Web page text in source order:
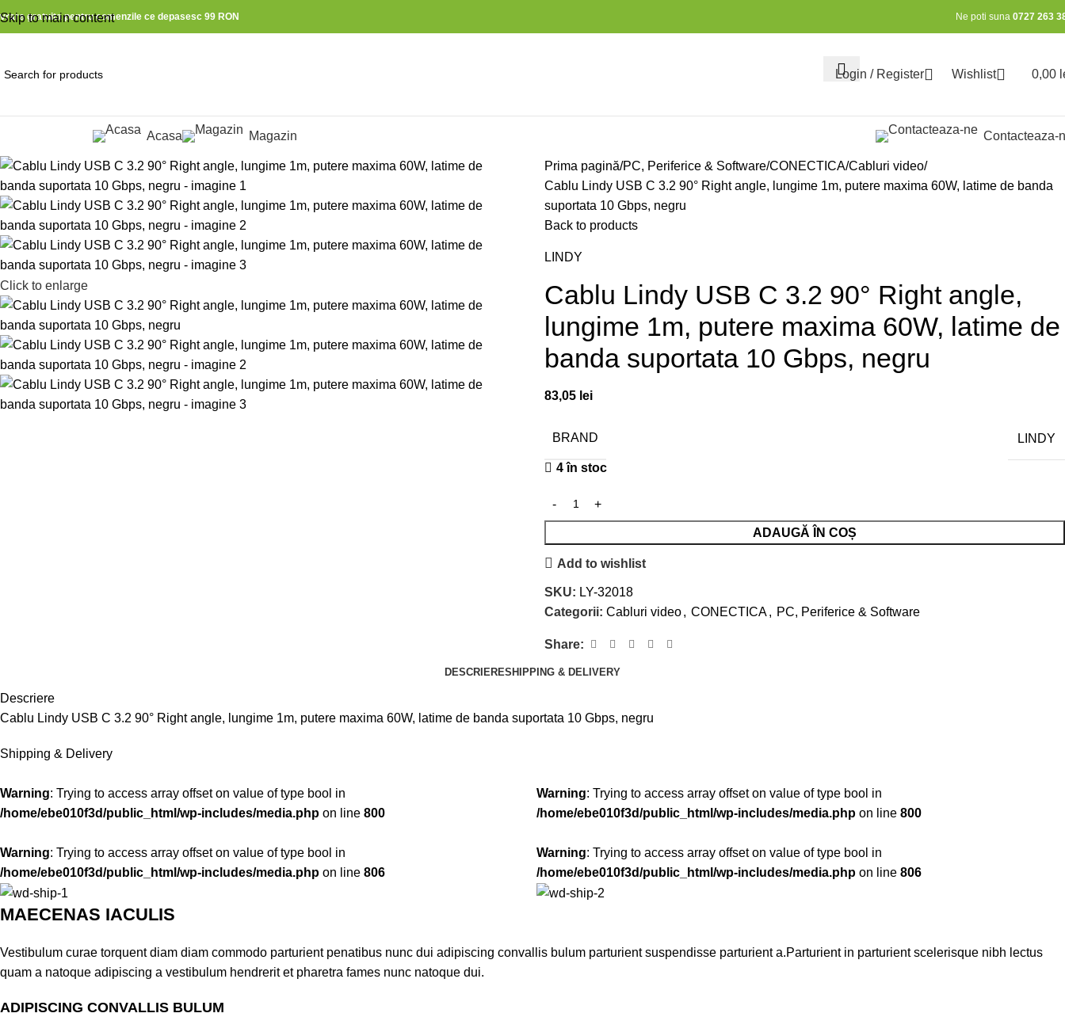
Skip to main content
gratuita pentru comenzile ce depasesc 99 RON Ne poti suna 0727 263
Login / Register Wishlist 0,00
Acasa Magazin Contacteaza-
Click to enlarge
Prima pagină PC, Periferice & Software CONECTICA Cabluri video
Cablu Lindy USB C 3.2 90° Right angle, lungime 1m, putere maxima 60W, latime de banda
suportata 10 Gbps, negru
Back to products
LINDY
Cablu Lindy USB C 3.2 90° Right angle,
lungime 1m, putere maxima 60W, latime de
banda suportata 10 Gbps, negru
83,05 lei
BRAND LINDY
4 în stoc
ADAUGĂ ÎN COȘ
Add to wishlist
SKU: LY-32018
Categorii: Cabluri video, CONECTICA, PC, Periferice & Software
Share:
DESCRIERESHIPPING & DELIVERY
Descriere
Cablu Lindy USB C 3.2 90° Right angle, lungime 1m, putere maxima 60W, latime de banda suportata 10 Gbps, negru
Shipping & Delivery
Warning: Trying to access array offset on value of type bool in
/home/ebe010f3d/public_html/wp-includes/media.php on line 800
Warning: Trying to access array offset on value of type bool in
/home/ebe010f3d/public_html/wp-includes/media.php on line 806
Warning: Trying to access array offset on value of type bool in
/home/ebe010f3d/public_html/wp-includes/media.php on line 800
Warning: Trying to access array offset on value of type bool in
/home/ebe010f3d/public_html/wp-includes/media.php on line 806
MAECENAS IACULIS
Vestibulum curae torquent diam diam commodo parturient penatibus nunc dui adipiscing convallis bulum parturient suspendisse parturient a.Parturient in parturient scelerisque nibh lectus
quam a natoque adipiscing a vestibulum hendrerit et pharetra fames nunc natoque dui.
ADIPISCING CONVALLIS BULUM